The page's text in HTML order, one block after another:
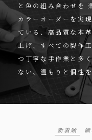
と色の組み合わせを
カラーオーダーを実現
ている、高品質な本
上げ、すべての製作工
つ丁寧な手作業と多
ない、温もりと個性
新着順